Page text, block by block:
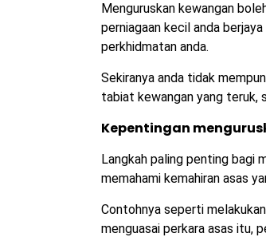
Menguruskan kewangan
perniagaan kecil anda
perkhidmatan anda.
Sekiranya anda tidak
tabiat kewangan yang teruk,
Kepentingan
Langkah paling penting bagi
memahami kemahiran asas
Contohnya seperti
menguasai perkara asas itu,